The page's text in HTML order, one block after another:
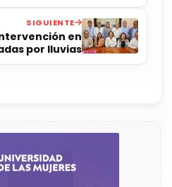
SIGUIENTE
en
por lluvias